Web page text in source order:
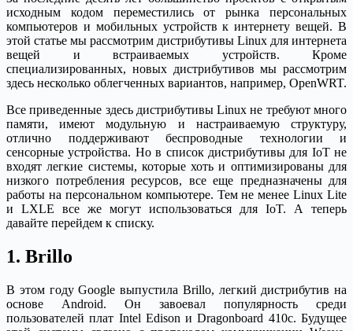
исходным кодом переместились от рынка персональных
компьютеров и мобильных устройств к интернету вещей. В
этой статье мы рассмотрим дистрибутивы Linux для интернета
вещей и встраиваемых устройств. Кроме
специализированных, новых дистрибутивов мы рассмотрим
здесь несколько облегченных вариантов, например, OpenWRT.
Все приведенные здесь дистрибутивы Linux не требуют много
памяти, имеют модульную и настраиваемую структуру,
отлично поддерживают беспроводные технологии и
сенсорные устройства. Но в список дистрибутивы для IoT не
входят легкие системы, которые хоть и оптимизированы для
низкого потребления ресурсов, все еще предназначены для
работы на персональном компьютере. Тем не менее Linux Lite
и LXLE все же могут использоваться для IoT. А теперь
давайте перейдем к списку.
1. Brillo
В этом году Google выпустила Brillo, легкий дистрибутив на
основе Android. Он завоевал популярность среди
пользователей плат Intel Edison и Dragonboard 410c. Будущее